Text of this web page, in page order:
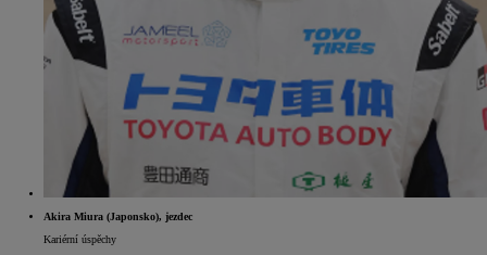
Akira Miura (Japonsko), jezdec
Kariérní úspěchy